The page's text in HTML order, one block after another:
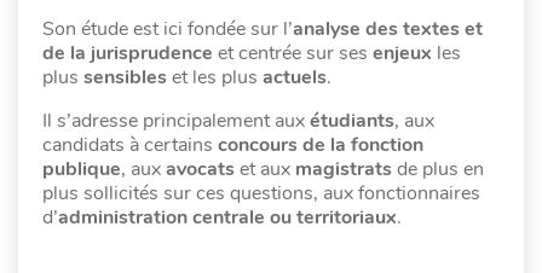
Son étude est ici fondée sur l’analyse des textes et
de la jurisprudence et centrée sur ses enjeux les
plus sensibles et les plus actuels.
Il s’adresse principalement auxétudiants, aux
candidats à certains concours de la fonction
publique, auxavocats et aux magistrats de plus en
plus sollicités sur ces questions, aux fonctionnaires
d’administration centrale ou territoriaux.